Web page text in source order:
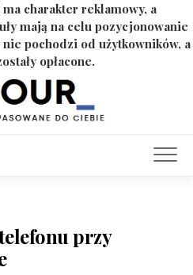
charakter reklamowy, a
mają na celu pozycjonowanie
pochodzi od użytkowników, a
opłacone.
przy